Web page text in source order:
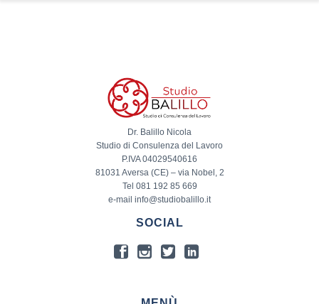
Dr. Balillo Nicola
Studio di Consulenza del Lavoro
P.IVA 04029540616
81031 Aversa (CE) – via Nobel, 2
Tel 081 192 85 669
e-mail info@studiobalillo.it
SOCIAL